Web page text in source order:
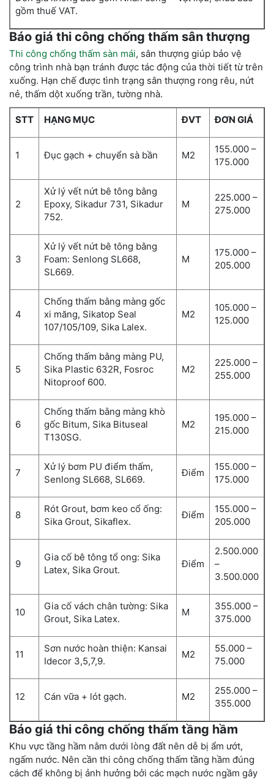
gồm thuế VAT.
Báo giá thi công chống thấm sân thượng
Thi công chống thấm sàn mái, sân thượng giúp bảo vệ
công trình nhà bạn tránh được tác động của thời tiết từ trên
xuống. Hạn chế được tình trạng sân thượng rong rêu, nứt
nẻ, thấm dột xuống trần, tường nhà.
STT HẠNG MỤC ĐVT ĐƠN GIÁ
1 Đục gạch + chuyển sà bần M2
155.000 –
175.000
2
Xử lý vết nứt bê tông bằng
Epoxy, Sikadur 731, Sikadur
752.
M
225.000 –
275.000
3
Xử lý vết nứt bê tông bằng
Foam: Senlong SL668,
SL669.
M
175.000 –
205.000
4
Chống thấm bằng màng gốc
xi măng, Sikatop Seal
107/105/109, Sika Lalex.
M2
105.000 –
125.000
5
Chống thấm bằng màng PU,
Sika Plastic 632R, Fosroc
Nitoproof 600.
M2
225.000 –
255.000
6
Chống thấm bằng màng khò
gốc Bitum, Sika Bituseal
T130SG.
M2
195.000 –
215.000
7
Xử lý bơm PU điểm thấm,
Senlong SL668, SL669.
Điểm
155.000 –
175.000
8
Rót Grout, bơm keo cổ ống:
Sika Grout, Sikaflex.
Điểm
155.000 –
205.000
9
Gia cố bê tông tổ ong: Sika
Latex, Sika Grout.
Điểm
2.500.000
–
3.500.000
10
Gia cố vách chân tường: Sika
Grout, Sika Latex.
M
355.000 –
375.000
11
Sơn nước hoàn thiện: Kansai
Idecor 3,5,7,9.
M2
55.000 –
75.000
12 Cán vữa + lót gạch. M2
255.000 –
355.000
Báo giá thi công chống thấm tầng hầm
Khu vực tầng hầm nằm dưới lòng đất nên dễ bị ẩm ướt,
ngấm nước. Nên cần thi công chống thấm tầng hầm đúng
cách để không bị ảnh hưởng bởi các mạch nước ngầm gây